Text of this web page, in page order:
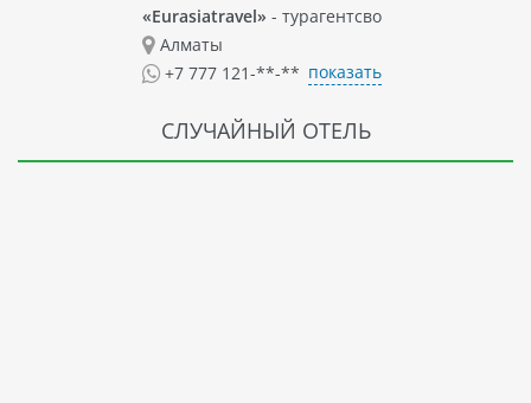
«Eurasiatravel» - турагентсво
Алматы
+7 777 121-**-** показать
СЛУЧАЙНЫЙ ОТЕЛЬ